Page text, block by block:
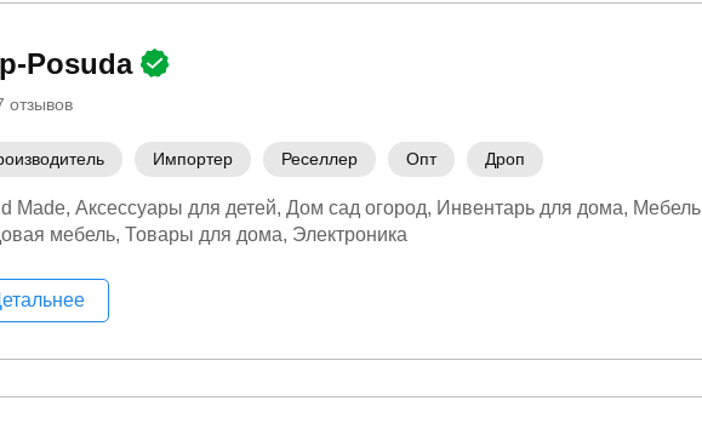
Posuda
отзывов
Импортер Реселлер Опт Дроп
Made Аксессуары для детей Дом сад огород Инвентарь для дома Мебель
мебель Товары для дома Электроника